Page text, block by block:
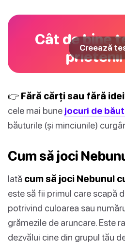
Cât de bine
prietenii
Creează
👉 Fără cărți sau fără
cele mai bune jocuri de
băuturile (și minciunile)
Cum să joci
Iată cum să joci Nebunul
este să fii primul care scapă
potrivind culoarea sau
grămezile de aruncare. Este
dezvălui cine din grupul tău